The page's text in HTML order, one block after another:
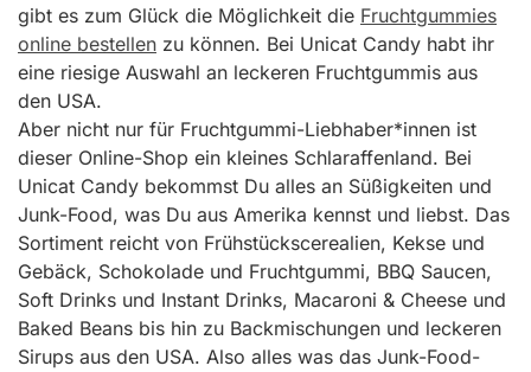
gibt es zum Glück die Möglichkeit die Fruchtgummies
online bestellen zu können. Bei Unicat Candy habt ihr
eine riesige Auswahl an leckeren Fruchtgummis aus
den USA.
Aber nicht nur für Fruchtgummi-Liebhaber*innen ist
dieser Online-Shop ein kleines Schlaraffenland. Bei
Unicat Candy bekommst Du alles an Süßigkeiten und
Junk-Food, was Du aus Amerika kennst und liebst. Das
Sortiment reicht von Frühstückscerealien, Kekse und
Gebäck, Schokolade und Fruchtgummi, BBQ Saucen,
Soft Drinks und Instant Drinks, Macaroni & Cheese und
Baked Beans bis hin zu Backmischungen und leckeren
Sirups aus den USA. Also alles was das Junk-Food-